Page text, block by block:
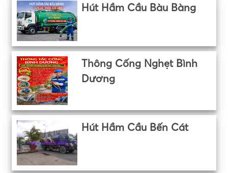
Hút Hầm Cầu Bàu Bàng
Thông Cống Nghẹt Bình
Dương
Hút Hầm Cầu Bến Cát